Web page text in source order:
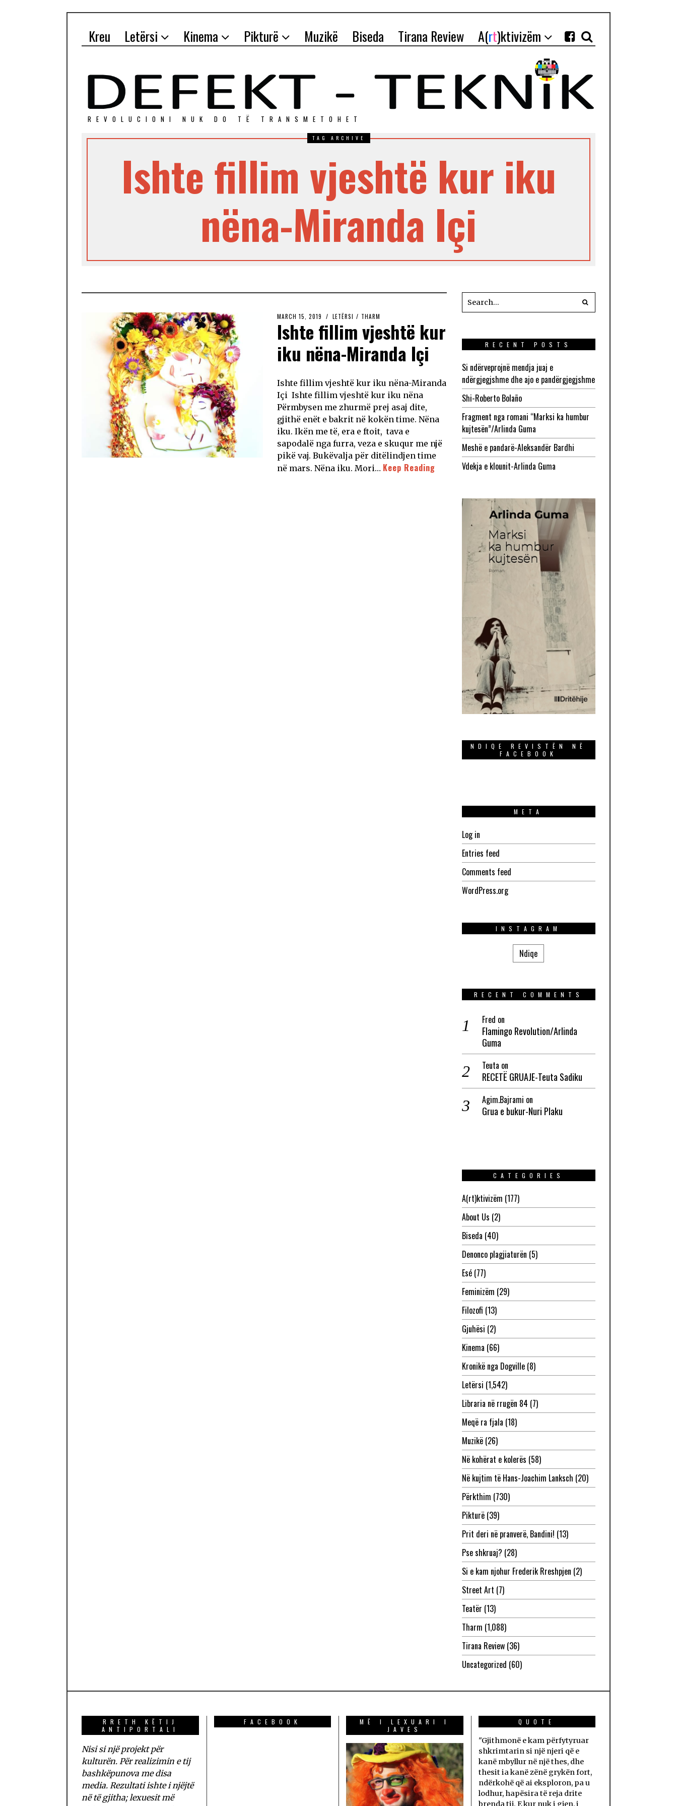
Kreu Letërsi Kinema Pikturë Muzikë Biseda Tirana Review A(rt)ktivizëm
REVOLUCIONI NUK DO TЁ TRANSMETOHET
TAG ARCHIVE
Ishte fillim vjeshtë kur iku
nëna-Miranda Içi
MARCH 15, 2019 LETËRSI / THARM
Ishte fillim vjeshtë kur
iku nëna-Miranda Içi
Ishte fillim vjeshtë kur iku nëna-Miranda
Içi Ishte fillim vjeshtë kur iku nëna
Përmbysen me zhurmë prej asaj dite,
gjithë enët e bakrit në kokën time. Nëna
iku. Ikën me të, era e ftoit, tava e
sapodalë nga furra, veza e skuqur me një
pikë vaj. Bukëvalja për ditëlindjen time
në mars. Nëna iku. Mori… Keep Reading
RECENT POSTS
Si ndërveprojnë mendja juaj e
ndërgjegjshme dhe ajo e pandërgjegjshme
Shi-Roberto Bolaño
Fragment nga romani “Marksi ka humbur
kujtesën”/Arlinda Guma
Meshë e pandarë-Aleksandër Bardhi
Vdekja e klounit-Arlinda Guma
NDIQE REVISTËN NË
FACEBOOK
META
Log in
Entries feed
Comments feed
WordPress.org
INSTAGRAM
Ndiqe
RECENT COMMENTS
Fred on
Flamingo Revolution/Arlinda
Guma
Teuta on
RECETË GRUAJE-Teuta Sadiku
Agim.Bajrami on
Grua e bukur-Nuri Plaku
CATEGORIES
A(rt)ktivizëm (177)
About Us (2)
Biseda (40)
Denonco plagjiaturën (5)
Esé(77)
Feminizëm (29)
Filozofi (13)
Gjuhësi (2)
Kinema (66)
Kronikë nga Dogville(8)
Letërsi (1,542)
Libraria në rrugën 84 (7)
Meqë ra fjala (18)
Muzikë(26)
Në kohërat e kolerës (58)
Në kujtim të Hans-Joachim Lanksch (20)
Përkthim (730)
Pikturë(39)
Prit deri në pranverë, Bandini! (13)
Pse shkruaj? (28)
Si e kam njohur Frederik Rreshpjen (2)
Street Art (7)
Teatër (13)
Tharm (1,088)
Tirana Review(36)
Uncategorized (60)
RRETH KËTIJ
ANTIPORTALI
Nisi si një projekt për
kulturën. Për realizimin e tij
bashkëpunova me disa
media. Rezultati ishte i njëjtë
në të gjitha; lexuesit më
FACEBOOK
MË I LEXUARI I
JAVES
QUOTE
"Gjithmonë e kam përfytyruar
shkrimtarin si një njeri që e
kanë mbyllur në një thes, dhe
thesit ia kanë zënë grykën fort,
ndërkohë që ai eksploron, pa u
lodhur, hapësira të reja drite